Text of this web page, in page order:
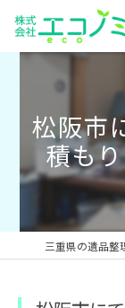
松阪市
積も